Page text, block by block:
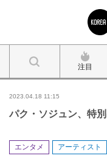
注目
2023.04.18 11:15
パク・ソジュン、特
エンタメ アーティスト